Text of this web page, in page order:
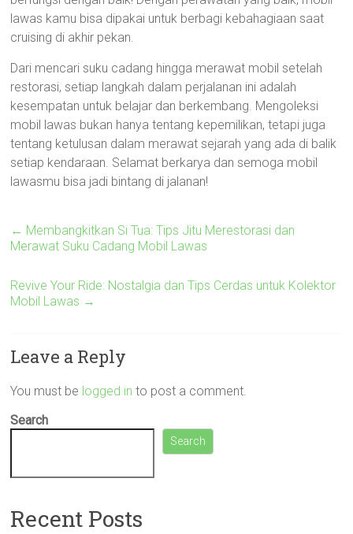
lawas kamu bisa dipakai untuk berbagi kebahagiaan saat
cruising di akhir pekan.
Dari mencari suku cadang hingga merawat mobil setelah
restorasi, setiap langkah dalam perjalanan ini adalah
kesempatan untuk belajar dan berkembang. Mengoleksi
mobil lawas bukan hanya tentang kepemilikan, tetapi juga
tentang ketulusan dalam merawat sejarah yang ada di balik
setiap kendaraan. Selamat berkarya dan semoga mobil
lawasmu bisa jadi bintang di jalanan!
← Membangkitkan Si Tua: Tips Jitu Merestorasi dan
Merawat Suku Cadang Mobil Lawas
Revive Your Ride: Nostalgia dan Tips Cerdas untuk Kolektor
Mobil Lawas →
Leave a Reply
You must be logged in to post a comment.
Search
Search
Recent Posts